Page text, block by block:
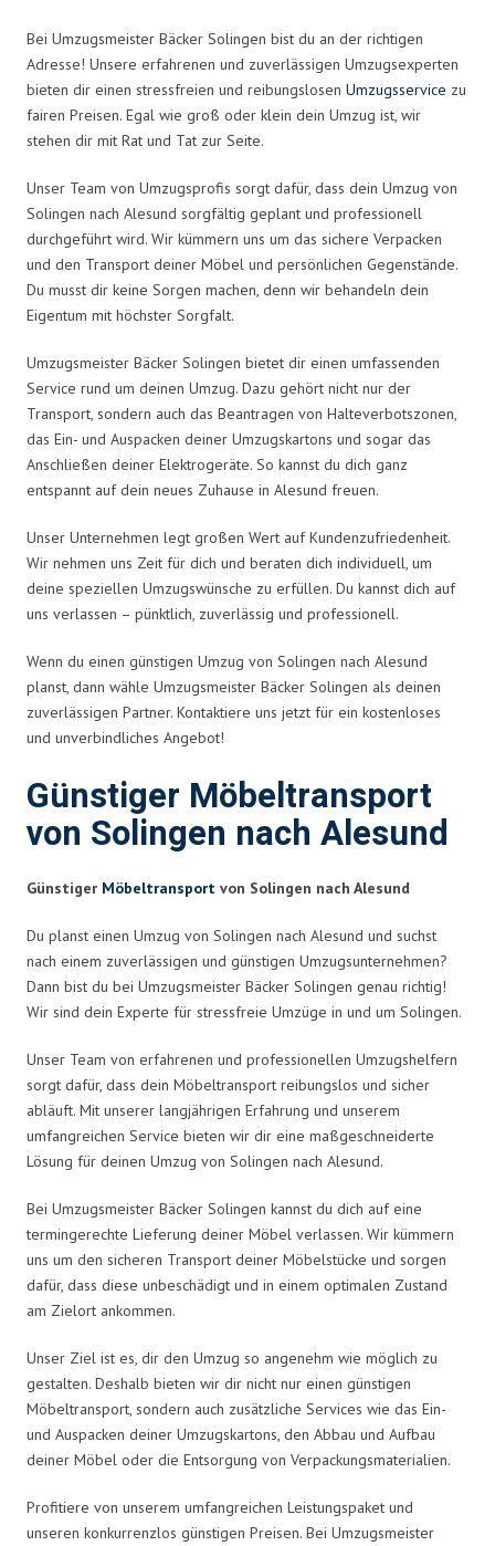
Bei Umzugsmeister Bäcker Solingen bist du an der richtigen
Adresse! Unsere erfahrenen und zuverlässigen Umzugsexperten
bieten dir einen stressfreien und reibungslosen Umzugsservice zu
fairen Preisen. Egal wie groß oder klein dein Umzug ist, wir
stehen dir mit Rat und Tat zur Seite.
Unser Team von Umzugsprofis sorgt dafür, dass dein Umzug von
Solingen nach Alesund sorgfältig geplant und professionell
durchgeführt wird. Wir kümmern uns um das sichere Verpacken
und den Transport deiner Möbel und persönlichen Gegenstände.
Du musst dir keine Sorgen machen, denn wir behandeln dein
Eigentum mit höchster Sorgfalt.
Umzugsmeister Bäcker Solingen bietet dir einen umfassenden
Service rund um deinen Umzug. Dazu gehört nicht nur der
Transport, sondern auch das Beantragen von Halteverbotszonen,
das Ein- und Auspacken deiner Umzugskartons und sogar das
Anschließen deiner Elektrogeräte. So kannst du dich ganz
entspannt auf dein neues Zuhause in Alesund freuen.
Unser Unternehmen legt großen Wert auf Kundenzufriedenheit.
Wir nehmen uns Zeit für dich und beraten dich individuell, um
deine speziellen Umzugswünsche zu erfüllen. Du kannst dich auf
uns verlassen – pünktlich, zuverlässig und professionell.
Wenn du einen günstigen Umzug von Solingen nach Alesund
planst, dann wähle Umzugsmeister Bäcker Solingen als deinen
zuverlässigen Partner. Kontaktiere uns jetzt für ein kostenloses
und unverbindliches Angebot!
Günstiger Möbeltransport
von Solingen nach Alesund
Günstiger Möbeltransport von Solingen nach Alesund
Du planst einen Umzug von Solingen nach Alesund und suchst
nach einem zuverlässigen und günstigen Umzugsunternehmen?
Dann bist du bei Umzugsmeister Bäcker Solingen genau richtig!
Wir sind dein Experte für stressfreie Umzüge in und um Solingen.
Unser Team von erfahrenen und professionellen Umzugshelfern
sorgt dafür, dass dein Möbeltransport reibungslos und sicher
abläuft. Mit unserer langjährigen Erfahrung und unserem
umfangreichen Service bieten wir dir eine maßgeschneiderte
Lösung für deinen Umzug von Solingen nach Alesund.
Bei Umzugsmeister Bäcker Solingen kannst du dich auf eine
termingerechte Lieferung deiner Möbel verlassen. Wir kümmern
uns um den sicheren Transport deiner Möbelstücke und sorgen
dafür, dass diese unbeschädigt und in einem optimalen Zustand
am Zielort ankommen.
Unser Ziel ist es, dir den Umzug so angenehm wie möglich zu
gestalten. Deshalb bieten wir dir nicht nur einen günstigen
Möbeltransport, sondern auch zusätzliche Services wie das Ein-
und Auspacken deiner Umzugskartons, den Abbau und Aufbau
deiner Möbel oder die Entsorgung von Verpackungsmaterialien.
Profitiere von unserem umfangreichen Leistungspaket und
unseren konkurrenzlos günstigen Preisen. Bei Umzugsmeister